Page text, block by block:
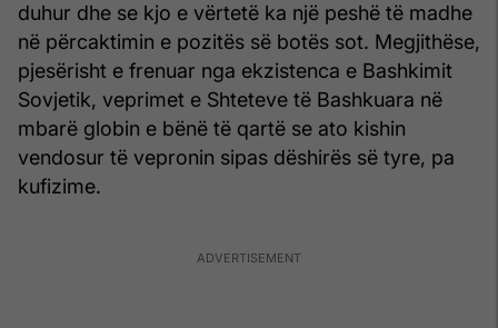
duhur dhe se kjo e vërtetë ka një peshë të madhe
në përcaktimin e pozitës së botës sot. Megjithëse,
pjesërisht e frenuar nga ekzistenca e Bashkimit
Sovjetik, vepri­met e Shteteve të Bashkuara në
mbarë globin e bënë të qartë se ato kishin
vendosur të vepronin sipas dëshirës së tyre, pa
kufizime.